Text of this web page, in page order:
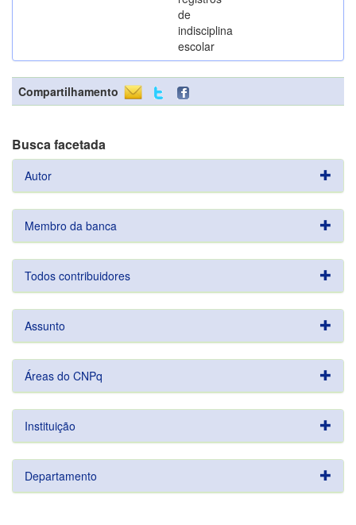
de
indisciplina
escolar
Compartilhamento
Busca facetada
Autor
Membro da banca
Todos contribuidores
Assunto
Áreas do CNPq
Instituição
Departamento